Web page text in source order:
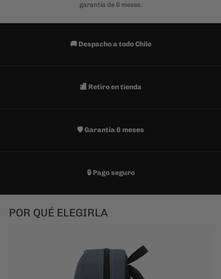
garantía de 6 meses.
🚚 Despacho a todo Chile
🏬 Retiro en tienda
🛡️ Garantía 6 meses
🔒 Pago seguro
POR QUÉ ELEGIRLA